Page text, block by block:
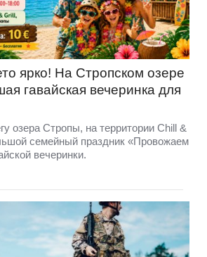
ярко! На Стропском озере
гавайская вечеринка для
озера Стропы, на территории Chill &
семейный праздник «Провожаем
вечеринки.